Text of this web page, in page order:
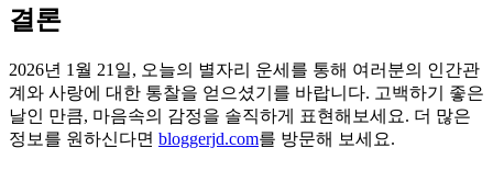
결론
2026년 1월 21일, 오늘의 별자리 운세를 통해 여러분의 인간관
계와 사랑에 대한 통찰을 얻으셨기를 바랍니다. 고백하기 좋은
날인 만큼, 마음속의 감정을 솔직하게 표현해보세요. 더 많은
정보를 원하신다면 bloggerjd.com를 방문해 보세요.